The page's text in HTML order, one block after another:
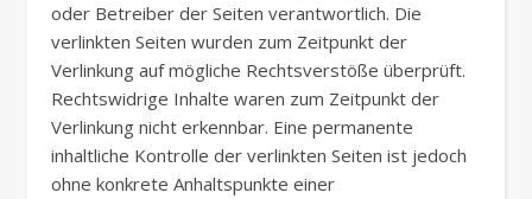
oder Betreiber der Seiten verantwortlich. Die
verlinkten Seiten wurden zum Zeitpunkt der
Verlinkung auf mögliche Rechtsverstöße überprüft.
Rechtswidrige Inhalte waren zum Zeitpunkt der
Verlinkung nicht erkennbar. Eine permanente
inhaltliche Kontrolle der verlinkten Seiten ist jedoch
ohne konkrete Anhaltspunkte einer